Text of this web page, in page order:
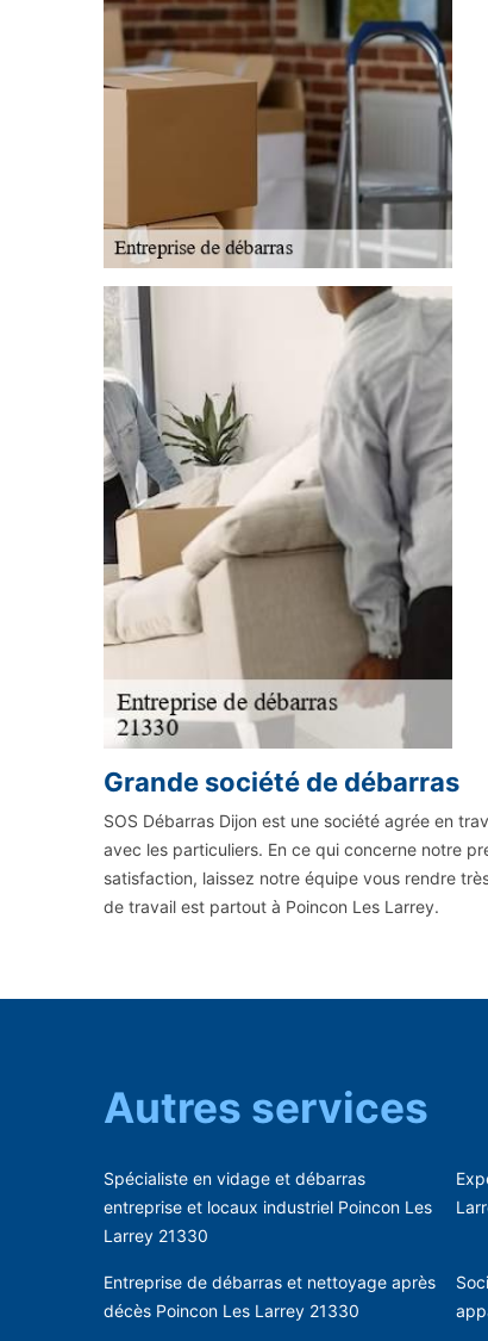
Grande société de débarras
SOS Débarras Dijon est une société agrée en
avec les particuliers. En ce qui concerne notre
satisfaction, laissez notre équipe vous rendre
de travail est partout à Poincon Les Larrey.
Autres services
Spécialiste en vidage et débarras
entreprise et locaux industriel Poincon Les
Larrey 21330
Entreprise de débarras et nettoyage après
décès Poincon Les Larrey 21330